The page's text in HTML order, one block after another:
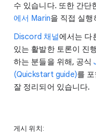
수 있습니다. 또한 간단
에서 Marin을 직접 실
Discord 채널에서는 다
있는 활발한 토론이 진
하는 분들을 위해, 공식
(Quickstart guide)를
잘 정리되어 있습니다.
게시 위치: